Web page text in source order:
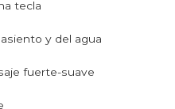
tecla
y del agua
fuerte-suave